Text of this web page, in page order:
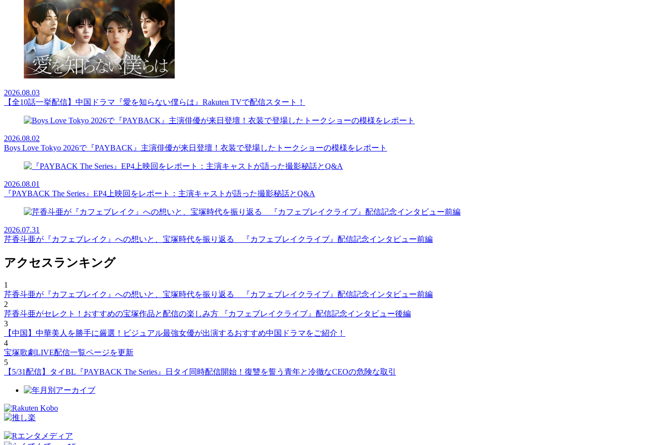
2026.08.03
【全10話一挙配信】中国ドラマ『愛を知らない僕らは』Rakuten TVで配信スタート！
2026.08.02
Boys Love Tokyo 2026で『PAYBACK』主演俳優が来日登壇！衣装で登場したトークショーの模様をレポート
2026.08.01
『PAYBACK The Series』EP4上映回をレポート：主演キャストが語った撮影秘話とQ&A
2026.07.31
芹香斗亜が『カフェブレイク』への想いと、宝塚時代を振り返る 『カフェブレイクライブ』配信記念インタビュー前編
アクセスランキング
1
芹香斗亜が『カフェブレイク』への想いと、宝塚時代を振り返る 『カフェブレイクライブ』配信記念インタビュー前編
2
芹香斗亜がセレクト！おすすめの宝塚作品と配信の楽しみ方 『カフェブレイクライブ』配信記念インタビュー後編
3
【中国】中華美人を勝手に厳選！ビジュアル最強女優が出演するおすすめ中国ドラマをご紹介！
4
宝塚歌劇LIVE配信一覧ページを更新
5
【5/31配信】タイBL『PAYBACK The Series』日タイ同時配信開始！復讐を誓う青年と冷徹なCEOの危険な取引